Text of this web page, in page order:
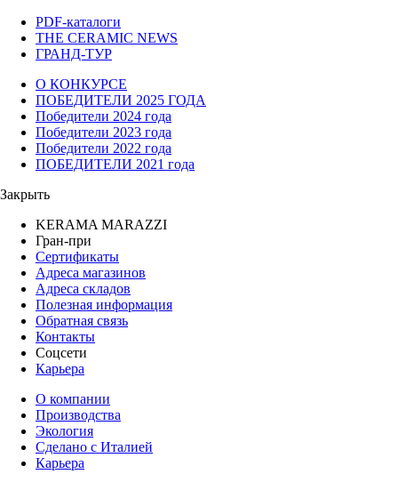
PDF-каталоги
THE CERAMIC NEWS
ГРАНД-ТУР
О КОНКУРСЕ
ПОБЕДИТЕЛИ 2025 ГОДА
Победители 2024 года
Победители 2023 года
Победители 2022 года
ПОБЕДИТЕЛИ 2021 года
Закрыть
KERAMA MARAZZI
Гран-при
Сертификаты
Адреса магазинов
Адреса складов
Полезная информация
Обратная связь
Контакты
Соцсети
Карьера
О компании
Производства
Экология
Сделано с Италией
Карьера